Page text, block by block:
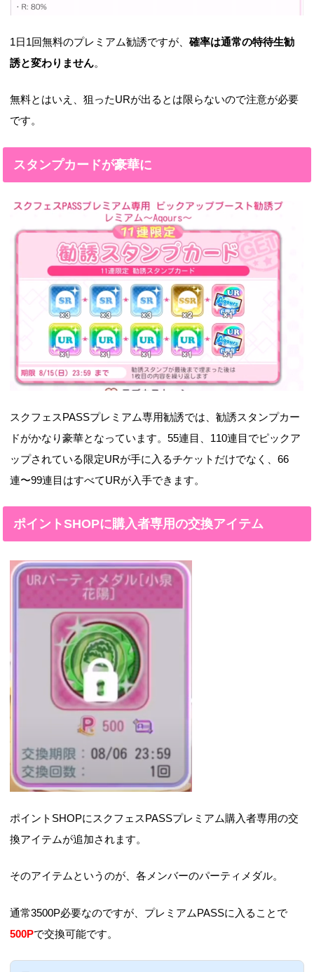
1日1回無料のプレミアム勧誘ですが、確率は通常の特待生勧
誘と変わりません。
無料とはいえ、狙ったURが出るとは限らないので注意が必要
です。
スタンプカードが豪華に
スクフェスPASSプレミアム専用勧誘では、勧誘スタンプカー
ドがかなり豪華となっています。55連目、110連目でピックア
ップされている限定URが手に入るチケットだけでなく、66
連〜99連目はすべてURが入手できます。
ポイントSHOPに購入者専用の交換アイテム
ポイントSHOPにスクフェスPASSプレミアム購入者専用の交
換アイテムが追加されます。
そのアイテムというのが、各メンバーのパーティメダル。
通常3500P必要なのですが、プレミアムPASSに入ることで
500Pで交換可能です。